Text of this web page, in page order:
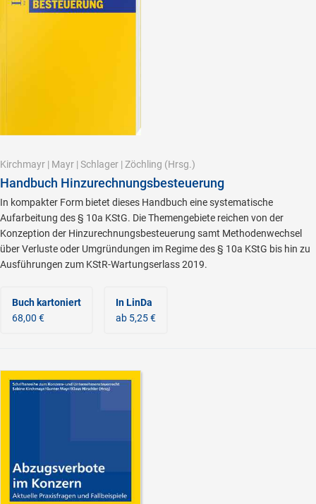
Kirchmayr | Mayr | Schlager | Zöchling (Hrsg.)
Handbuch Hinzurechnungsbesteuerung
In kompakter Form bietet dieses Handbuch eine systematische
Aufarbeitung des § 10a KStG. Die Themengebiete reichen von der
Konzeption der Hinzurechnungsbesteuerung samt Methodenwechsel
über Verluste oder Umgründungen im Regime des § 10a KStG bis hin zu
Ausführungen zum KStR-Wartungserlass 2019.
Buch kartoniert
68,00 €
In LinDa
ab 5,25 €